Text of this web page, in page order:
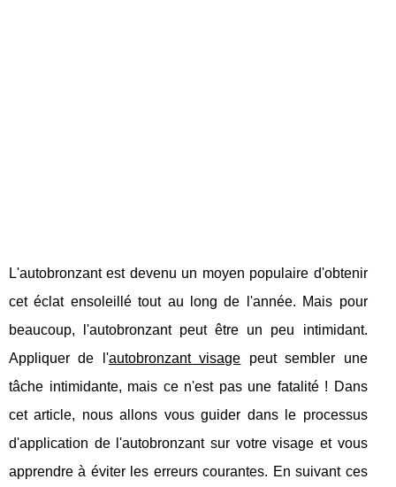
L'autobronzant est devenu un moyen populaire d'obtenir
cet éclat ensoleillé tout au long de l'année. Mais pour
beaucoup, l'autobronzant peut être un peu intimidant.
Appliquer de l'autobronzant visage peut sembler une
tâche intimidante, mais ce n'est pas une fatalité ! Dans
cet article, nous allons vous guider dans le processus
d'application de l'autobronzant sur votre visage et vous
apprendre à éviter les erreurs courantes. En suivant ces